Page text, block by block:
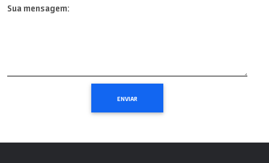
Sua mensagem: